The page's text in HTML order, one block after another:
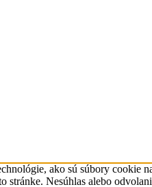
ako sú súbory
stránke. Nesúhlas alebo